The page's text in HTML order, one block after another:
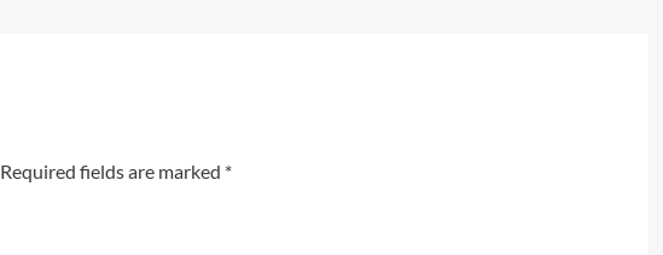
Required fields are marked *